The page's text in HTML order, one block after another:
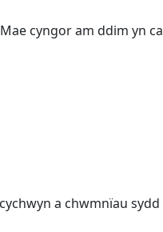
cyngor am ddim yn
a chwmnïau